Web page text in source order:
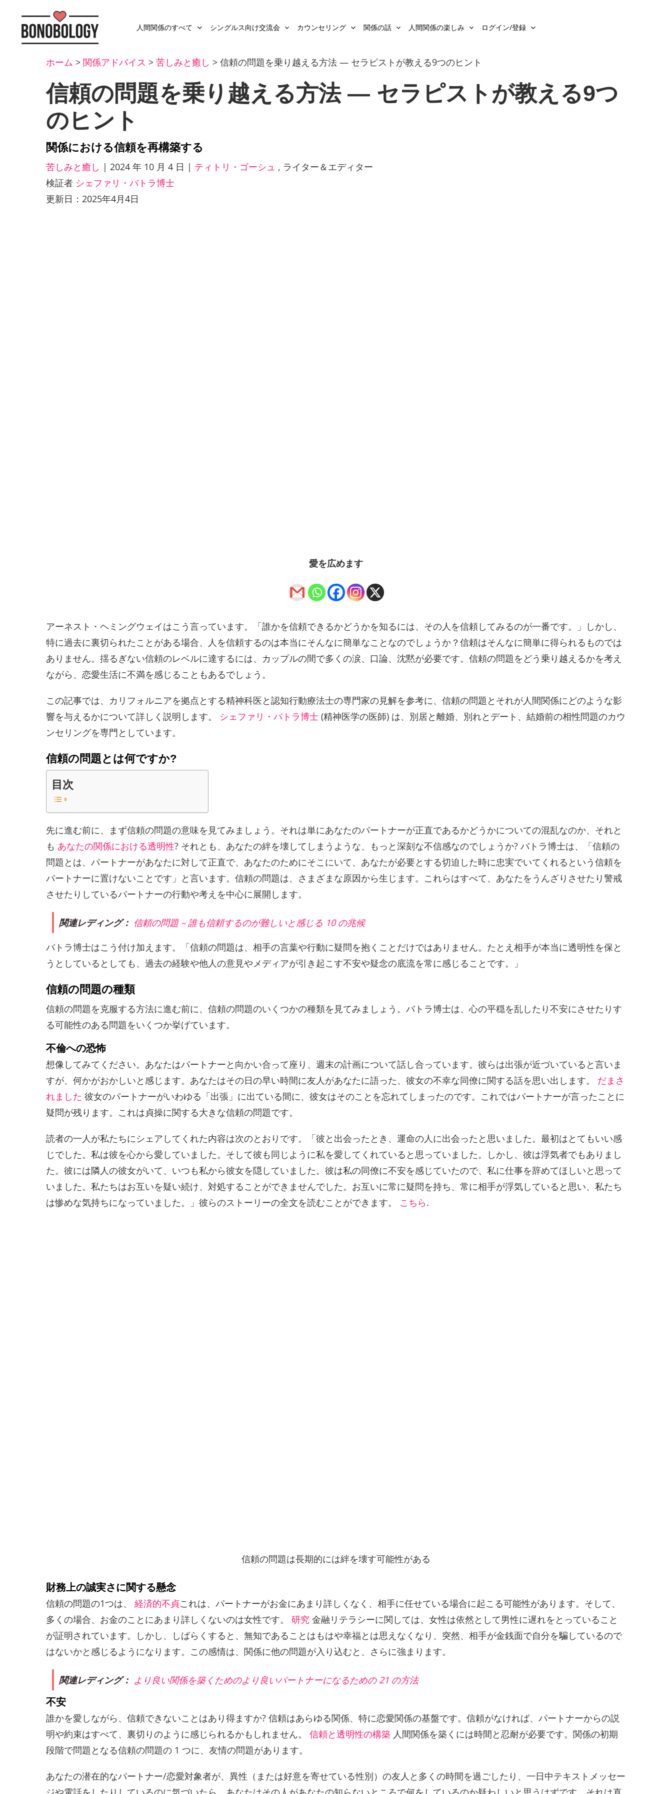
人間関係のすべて シングルス向け交流会 カウンセリング 関係の話 人間関係の楽しみ ログイン/登録
ホーム > 関係アドバイス > 苦しみと癒し > 信頼の問題を乗り越える方法 — セラピストが教える9つのヒント
信頼の問題を乗り越える方法 — セラピストが教える9つ
のヒント
関係における信頼を再構築する
苦しみと癒し | 2024 年 10 月 4 日 | ティトリ・ゴーシュ , ライター＆エディター
検証者 シェファリ・バトラ博士
更新日：2025年4月4日
愛を広めます
アーネスト・ヘミングウェイはこう言っています。「誰かを信頼できるかどうかを知るには、その人を信頼してみるのが一番です。」しかし、
特に過去に裏切られたことがある場合、人を信頼するのは本当にそんなに簡単なことなのでしょうか？信頼はそんなに簡単に得られるものでは
ありません。揺るぎない信頼のレベルに達するには、カップルの間で多くの涙、口論、沈黙が必要です。信頼の問題をどう乗り越えるかを考え
ながら、恋愛生活に不満を感じることもあるでしょう。
この記事では、カリフォルニアを拠点とする精神科医と認知行動療法士の専門家の見解を参考に、信頼の問題とそれが人間関係にどのような影
響を与えるかについて詳しく説明します。 シェファリ・バトラ博士 (精神医学の医師) は、別居と離婚、別れとデート、結婚前の相性問題のカウ
ンセリングを専門としています。
信頼の問題とは何ですか?
目次
先に進む前に、まず信頼の問題の意味を見てみましょう。それは単にあなたのパートナーが正直であるかどうかについての混乱なのか、それと
も あなたの関係における透明性? それとも、あなたの絆を壊してしまうような、もっと深刻な不信感なのでしょうか? バトラ博士は、「信頼の
問題とは、パートナーがあなたに対して正直で、あなたのためにそこにいて、あなたが必要とする切迫した時に忠実でいてくれるという信頼を
パートナーに置けないことです」と言います。信頼の問題は、さまざまな原因から生じます。これらはすべて、あなたをうんざりさせたり警戒
させたりしているパートナーの行動や考えを中心に展開します。
関連レディング： 信頼の問題 – 誰も信頼するのが難しいと感じる 10 の兆候
バトラ博士はこう付け加えます。「信頼の問題は、相手の言葉や行動に疑問を抱くことだけではありません。たとえ相手が本当に透明性を保と
うとしているとしても、過去の経験や他人の意見やメディアが引き起こす不安や疑念の底流を常に感じることです。」
信頼の問題の種類
信頼の問題を克服する方法に進む前に、信頼の問題のいくつかの種類を見てみましょう。バトラ博士は、心の平穏を乱したり不安にさせたりす
る可能性のある問題をいくつか挙げています。
不倫への恐怖
想像してみてください。あなたはパートナーと向かい合って座り、週末の計画について話し合っています。彼らは出張が近づいていると言いま
すが、何かがおかしいと感じます。あなたはその日の早い時間に友人があなたに語った、彼女の不幸な同僚に関する話を思い出します。 だまさ
れました 彼女のパートナーがいわゆる「出張」に出ている間に、彼女はそのことを忘れてしまったのです。これではパートナーが言ったことに
疑問が残ります。これは貞操に関する大きな信頼の問題です。
読者の一人が私たちにシェアしてくれた内容は次のとおりです。「彼と出会ったとき、運命の人に出会ったと思いました。最初はとてもいい感
じでした。私は彼を心から愛していました。そして彼も同じように私を愛してくれていると思っていました。しかし、彼は浮気者でもありまし
た。彼には隣人の彼女がいて、いつも私から彼女を隠していました。彼は私の同僚に不安を感じていたので、私に仕事を辞めてほしいと思って
いました。私たちはお互いを疑い続け、対処することができませんでした。お互いに常に疑問を持ち、常に相手が浮気していると思い、私たち
は惨めな気持ちになっていました。」彼らのストーリーの全文を読むことができます。 こちら.
信頼の問題は長期的には絆を壊す可能性がある
財務上の誠実さに関する懸念
信頼の問題の1つは、 経済的不貞これは、パートナーがお金にあまり詳しくなく、相手に任せている場合に起こる可能性があります。そして、
多くの場合、お金のことにあまり詳しくないのは女性です。 研究 金融リテラシーに関しては、女性は依然として男性に遅れをとっていること
が証明されています。しかし、しばらくすると、無知であることはもはや幸福とは思えなくなり、突然、相手が金銭面で自分を騙しているので
はないかと感じるようになります。この感情は、関係に他の問題が入り込むと、さらに強まります。
関連レディング： より良い関係を築くためのより良いパートナーになるための 21 の方法
不安
誰かを愛しながら、信頼できないことはあり得ますか? 信頼はあらゆる関係、特に恋愛関係の基盤です。信頼がなければ、パートナーからの説
明や約束はすべて、裏切りのように感じられるかもしれません。 信頼と透明性の構築 人間関係を築くには時間と忍耐が必要です。関係の初期
段階で問題となる信頼の問題の 1 つに、友情の問題があります。
あなたの潜在的なパートナー/恋愛対象者が、異性（または好意を寄せている性別）の友人と多くの時間を過ごしたり、一日中テキストメッセー